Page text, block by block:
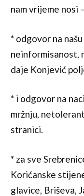
nam vrijeme nosi
* odgovor na
neinformisanost,
daje Konjević
* i odgovor na
mržnju,
stranici.
* za sve
Korićanske
glavice, Briševa,